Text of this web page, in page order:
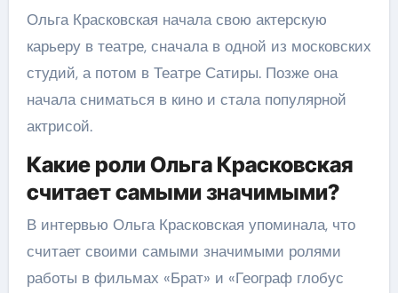
Ольга Красковская начала свою актерскую
карьеру в театре, сначала в одной из московских
студий, а потом в Театре Сатиры. Позже она
начала сниматься в кино и стала популярной
актрисой.
Какие роли Ольга Красковская
считает самыми значимыми?
В интервью Ольга Красковская упоминала, что
считает своими самыми значимыми ролями
работы в фильмах «Брат» и «Географ глобус